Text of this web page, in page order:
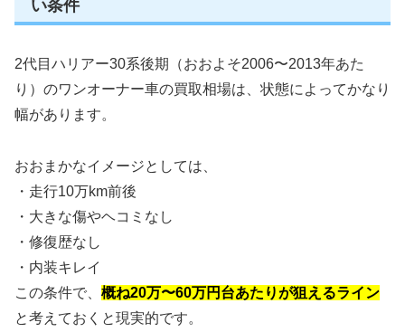
い条件
2代目ハリアー30系後期（おおよそ2006〜2013年あた
り）のワンオーナー車の買取相場は、状態によってかなり
幅があります。
おおまかなイメージとしては、
・走行10万km前後
・大きな傷やヘコミなし
・修復歴なし
・内装キレイ
この条件で、 概ね20万〜60万円台あたりが狙えるライン
と考えておくと現実的です。